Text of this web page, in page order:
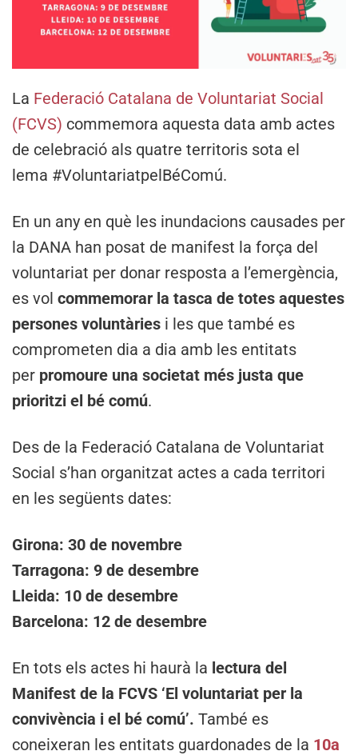
La Federació Catalana de Voluntariat Social
(FCVS) commemora aquesta data amb actes
de celebració als quatre territoris sota el
lema #VoluntariatpelBéComú.
En un any en què les inundacions causades per
la DANA han posat de manifest la força del
voluntariat per donar resposta a l’emergència,
es vol commemorar la tasca de totes aquestes
persones voluntàries i les que també es
comprometen dia a dia amb les entitats
per promoure una societat més justa que
prioritzi el bé comú.
Des de la Federació Catalana de Voluntariat
Social s’han organitzat actes a cada territori
en les següents dates:
Girona: 30 de novembre
Tarragona: 9 de desembre
Lleida: 10 de desembre
Barcelona: 12 de desembre
En tots els actes hi haurà la lectura del
Manifest de la FCVS ‘El voluntariat per la
convivència i el bé comú’. També es
coneixeran les entitats guardonades de la 10a